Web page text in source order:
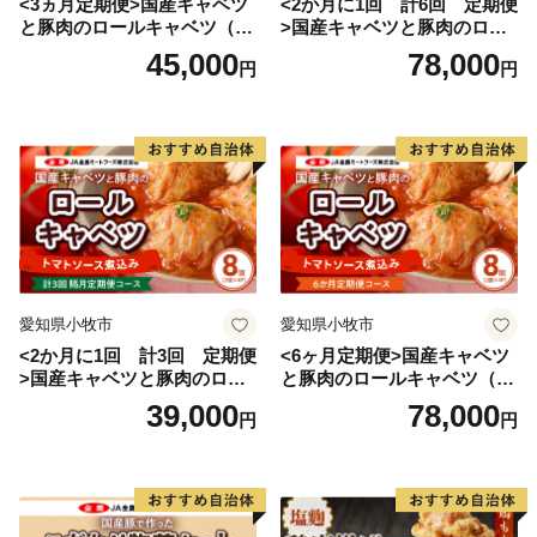
<3ヵ月定期便>国産キャベツ
と豚肉のロールキャベツ（6P
45,000円
<2か月に1回 計6回 定期便
>国産キャベツと豚肉のロー
ルキャベツ（4P入り）
78,000円
愛知県小牧市
<2か月に1回 計3回 定期便
>国産キャベツと豚肉のロー
ルキャベツ（4P入り）
39,000円
愛知県小牧市
<6ヶ月定期便>国産キャベツ
と豚肉のロールキャベツ（4P
78,000円